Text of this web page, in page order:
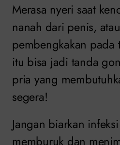
Merasa nyeri saat
nanah dari penis,
pembengkakan pada
itu bisa jadi tanda
pria yang
segera!
Jangan biarkan
memburuk dan